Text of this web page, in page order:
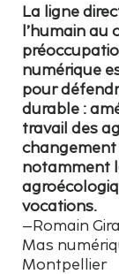
La ligne
l’humain au
numérique
pour
durable :
travail des
notamment
vocations.
–Romain
Mas
Montpellier